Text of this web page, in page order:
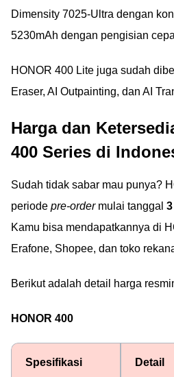
Dimensity 7025-Ultra dengan
5230mAh dengan pengisian
HONOR 400 Lite juga sudah
Eraser, AI Outpainting, dan AI
Harga dan
400 Series di
Sudah tidak sabar mau punya?
periode pre-ordermulai tanggal
Kamu bisa mendapatkannya di
Erafone, Shopee, dan toko
Berikut adalah detail harga
HONOR 400
Spesifikasi Detail